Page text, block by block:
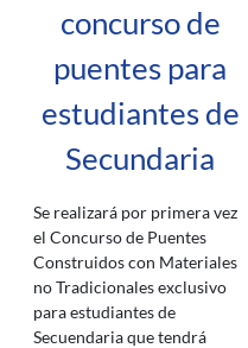
concurso de
puentes para
estudiantes de
Secundaria
Se realizará por primera vez
el Concurso de Puentes
Construidos con Materiales
no Tradicionales exclusivo
para estudiantes de
Secuendaria que tendrá